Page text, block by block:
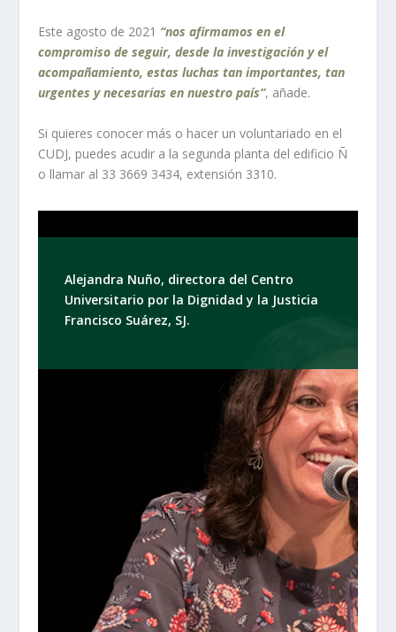
Este agosto de 2021 “nos afirmamos en el
compromiso de seguir, desde la investigación y el
acompañamiento, estas luchas tan importantes, tan
urgentes y necesarias en nuestro país”, añade.
Si quieres conocer más o hacer un voluntariado en el
CUDJ, puedes acudir a la segunda planta del edificio Ñ
o llamar al 33 3669 3434, extensión 3310.
Alejandra Nuño, directora del Centro
Universitario por la Dignidad y la Justicia
Francisco Suárez, SJ.